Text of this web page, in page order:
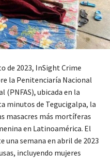
de 2023, InSight Crime
la Penitenciaría Nacional
(PNFAS), ubicada en la
minutos de Tegucigalpa, la
masacres más mortíferas
en Latinoamérica. El
semana en abril de 2023
incluyendo mujeres